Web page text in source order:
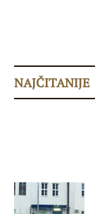
NAJČITANIJE